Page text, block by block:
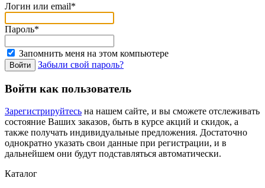
Логин или email*
Пароль*
Запомнить меня на этом компьютере
Забыли свой пароль?
Войти как пользователь
Зарегистрируйтесь на нашем сайте, и вы сможете отслеживать
состояние Ваших заказов, быть в курсе акций и скидок, а
также получать индивидуальные предложения. Достаточно
однократно указать свои данные при регистрации, и в
дальнейшем они будут подставляться автоматически.
Каталог